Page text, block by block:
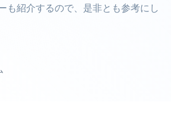
も紹介するので、是非とも参考にし